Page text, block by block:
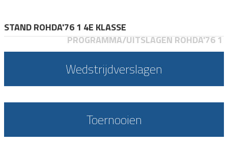
STAND ROHDA'76 1 4E KLASSE
PROGRAMMA/UITSLAGEN ROHDA'76 1
Wedstrijdverslagen
Toernooien